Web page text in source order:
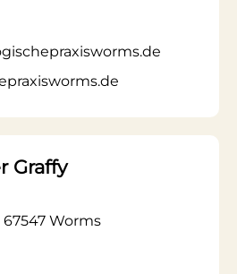
Graffy
Worms